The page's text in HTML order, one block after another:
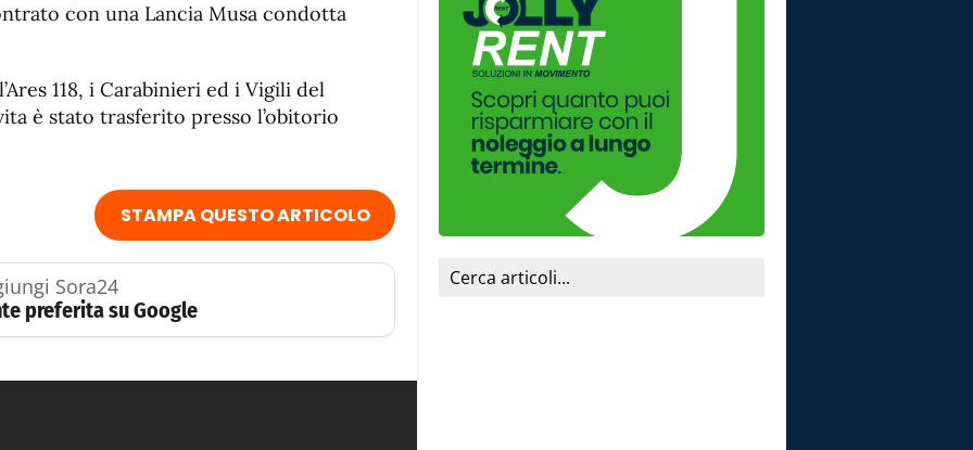
con una Lancia Musa condotta
118, i Carabinieri ed i Vigili del
è stato trasferito presso l’obitorio
STAMPA QUESTO ARTICOLO
Sora24
preferita su Google